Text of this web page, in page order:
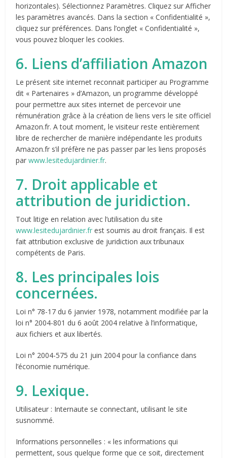
horizontales). Sélectionnez Paramètres. Cliquez sur Afficher
les paramètres avancés. Dans la section « Confidentialité »,
cliquez sur préférences. Dans l’onglet « Confidentialité »,
vous pouvez bloquer les cookies.
6. Liens d’affiliation Amazon
Le présent site internet reconnait participer au Programme
dit « Partenaires » d’Amazon, un programme développé
pour permettre aux sites internet de percevoir une
rémunération grâce à la création de liens vers le site officiel
Amazon.fr. A tout moment, le visiteur reste entièrement
libre de rechercher de manière indépendante les produits
Amazon.fr s’il préfère ne pas passer par les liens proposés
parwww.lesitedujardinier.fr.
7. Droit applicable et
attribution de juridiction.
Tout litige en relation avec l’utilisation du site
www.lesitedujardinier.fr est soumis au droit français. Il est
fait attribution exclusive de juridiction aux tribunaux
compétents de Paris.
8. Les principales lois
concernées.
Loi n° 78-17 du 6 janvier 1978, notamment modifiée par la
loi n° 2004-801 du 6 août 2004 relative à l’informatique,
aux fichiers et aux libertés.
Loi n° 2004-575 du 21 juin 2004 pour la confiance dans
l’économie numérique.
9. Lexique.
Utilisateur : Internaute se connectant, utilisant le site
susnommé.
Informations personnelles : « les informations qui
permettent, sous quelque forme que ce soit, directement